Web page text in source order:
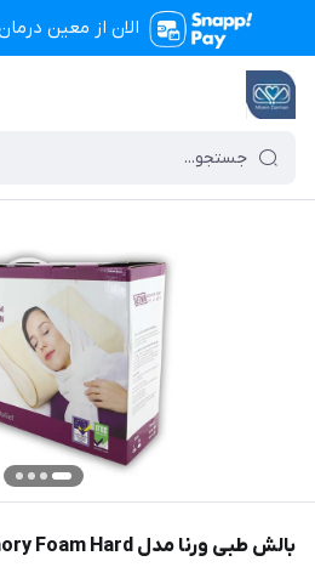
الان از معین
تجهیزات پزشکی معین درمان
بالش طبی ورنا مدل Memory Foam Hard سایز لارج